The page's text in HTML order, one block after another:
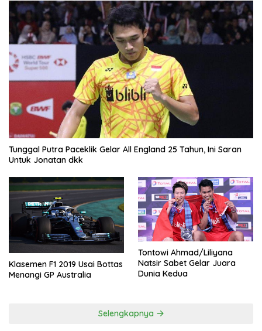
Tunggal Putra Paceklik Gelar All England 25 Tahun, Ini Saran
Untuk Jonatan dkk
Klasemen F1 2019 Usai Bottas
Menangi GP Australia
Tontowi Ahmad/Liliyana
Natsir Sabet Gelar Juara
Dunia Kedua
Selengkapnya